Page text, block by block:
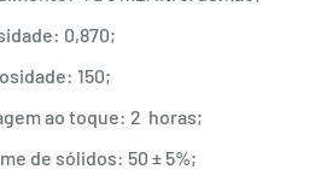
0,870;
150;
ao toque: 2 horas;
de sólidos: 50 ± 5%;